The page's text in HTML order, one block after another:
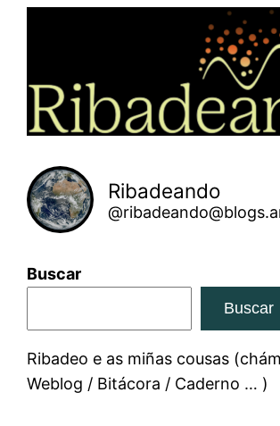
Ribadeando
Buscar
Buscar
Ribadeo e as miñas cousas
Weblog / Bitácora / Caderno … )